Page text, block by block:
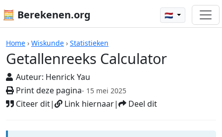
🧮 Berekenen.org 🇳🇱
Home › Wiskunde › Statistieken
Getallenreeks Calculator
Auteur: Henrick Yau
Print deze pagina- 15 mei 2025
Citeer dit| Link hiernaar| Deel dit
Rekenmachines